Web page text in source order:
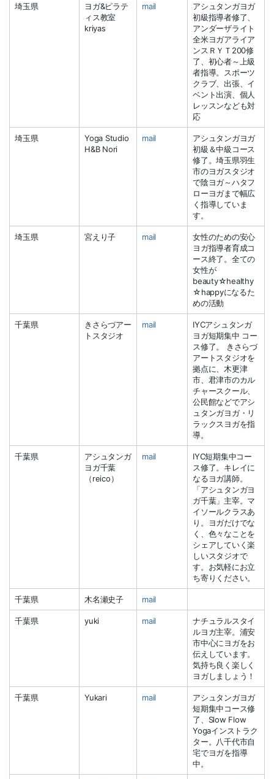
埼玉県
ヨガ&ピラテ
ィス教室
kriyas
mail
アシュタンガヨガ
初級指導者修了、
アンダーザライト
全米ヨガアライア
ンスＲＹＴ200修
了、初心者～上級
者指導。スポーツ
クラブ、出張、イ
ベント出演、個人
レッスンなども対
応
埼玉県
Yoga Studio
H&B Nori
mail
アシュタンガヨガ
初級＆中級コース
修了。埼玉県羽生
市のヨガスタジオ
で陰ヨガ～ハタフ
ローヨガまで幅広
く指導していま
す。
埼玉県 宮えり子 mail
女性のための安心
ヨガ指導者育成コ
ース終了。全ての
女性が
beauty☆healthy
☆happyになるた
めの活動
千葉県
きさらづアー
トスタジオ
mail
IYCアシュタンガ
ヨガ短期集中 コー
ス修了。 きさらづ
アートスタジオを
拠点に、木更津
市、君津市のカル
チャースクール、
公民館などでアシ
ュタンガヨガ・リ
ラックスヨガを指
導。
千葉県
アシュタンガ
ヨガ千葉
（reico）
mail
IYC短期集中コー
ス修了。キレイに
なるヨガ講師。
「アシュタンガヨ
ガ千葉」主宰。マ
イソールクラスあ
り。ヨガだけでな
く、色々なことを
シェアしていく楽
しいスタジオで
す。お気軽にお立
ち寄りください。
千葉県 木名瀬史子 mail
千葉県 yuki mail
ナチュラルスタイ
ルヨガ主宰。浦安
市中心にヨガをお
伝えしています。
気持ち良く楽しく
ヨガしましょう！
千葉県 Yukari mail
アシュタンガヨガ
短期集中コース修
了、Slow Flow
Yogaインストラク
ター。八千代市自
宅でヨガを指導
中。